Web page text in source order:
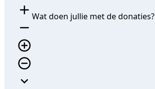
add
remove
add_circle_outline
remove_circle_outline
expand_more
Wat doen jullie met de donaties?